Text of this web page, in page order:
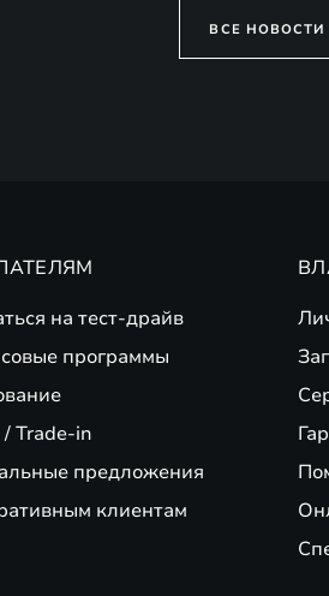
ВСЕ НОВОСТИ
на тест-драйв
программы
Trade-in
предложения
клиентам